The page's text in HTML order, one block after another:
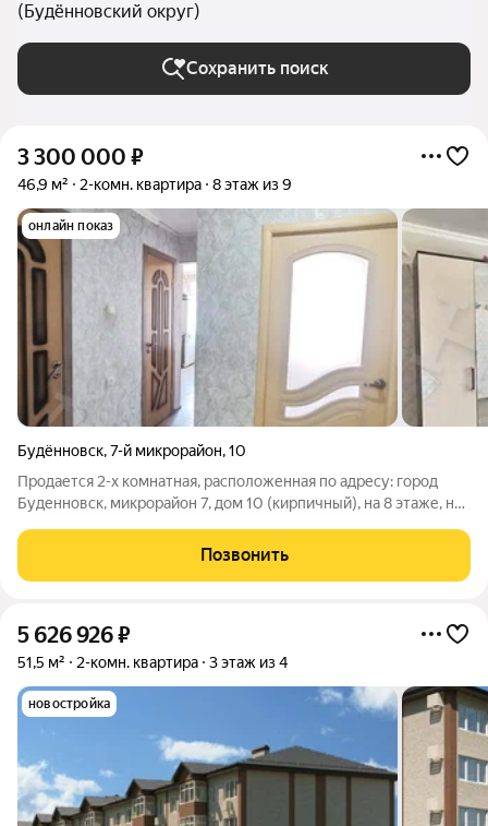
(Будённовский округ)
Сохранить поиск
3 300 000 ₽
46,9 м² 2-комн. квартира 8 этаж из 9
онлайн показ
Будённовск,7-й микрорайон,10
Продается 2-х комнатная, расположенная по адресу: город
Буденновск, микрорайон 7, дом 10 (кирпичный), на 8 этаже, не
7,7 м2), санузел раздельный, лоджия (3 м) утеплена и
застеклена ПВХ.
Позвонить
5 626 926₽
51,5 м² 2-комн. квартира 3 этаж из 4
новостройка